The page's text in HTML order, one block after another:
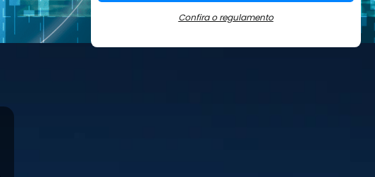
Confira o regulamento